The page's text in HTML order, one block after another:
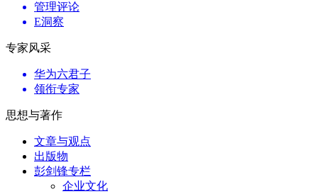
管理评论
E洞察
专家风采
华为六君子
领衔专家
思想与著作
文章与观点
出版物
彭剑锋专栏
企业文化